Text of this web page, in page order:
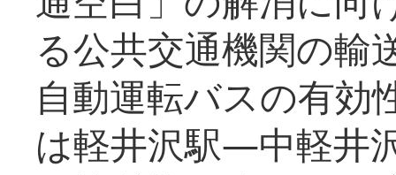
る公共交通機関の輸
自動運転バスの有効
は軽井沢駅―中軽井